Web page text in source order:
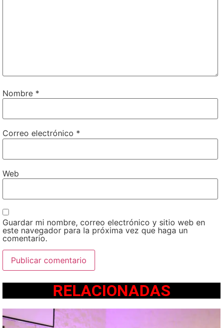
Nombre *
Correo electrónico *
Web
Guardar mi nombre, correo electrónico y sitio web en
este navegador para la próxima vez que haga un
comentario.
RELACIONADAS